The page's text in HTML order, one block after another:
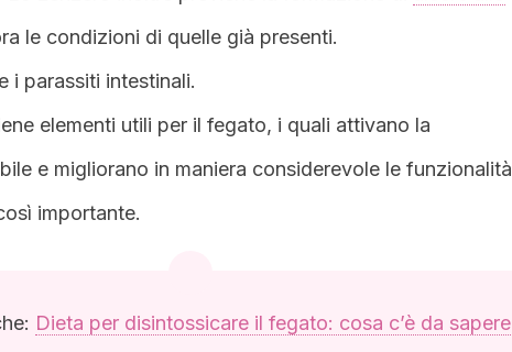
le condizioni di quelle già presenti.
i parassiti intestinali.
elementi utili per il fegato, i quali attivano la
e migliorano in maniera considerevole le funzionalità
importante.
Dieta per disintossicare il fegato: cosa c’è da sapere